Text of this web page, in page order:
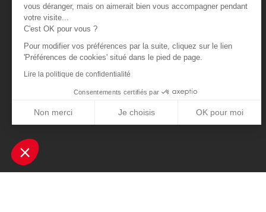
vous déranger, mais on aimerait bien vous accompagner pendant
votre visite...
C'est OK pour vous ?
Pour modifier vos préférences par la suite, cliquez sur le lien
'Préférences de cookies' situé dans le pied de page.
Lire la politique de confidentialité
Consentements certifiés par
Non merci Je choisis OK pour moi
Notre plateforme vous permet d'adapter et de gérer vos
Données personnelles